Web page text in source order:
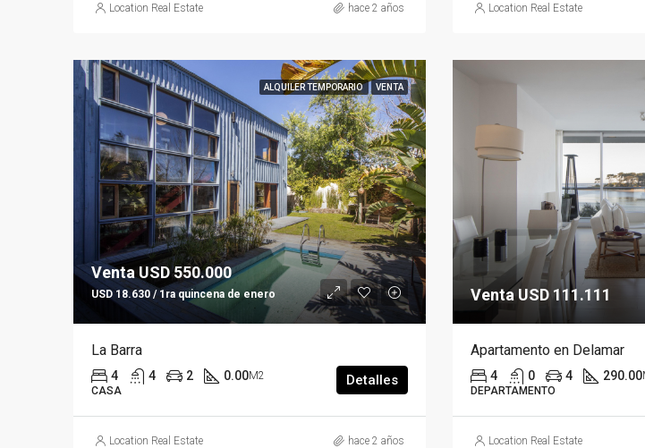
Location Real Estate hace 2 años Location Real Estate
ALQUILER TEMPORARIO VENTA
Venta USD 550.000
USD 18.630 / 1ra quincena de enero
La Barra
4 4 2 0.00M2
CASA
Detalles
Location Real Estate hace 2 años
Venta USD 111.111
Apartamento en Delamar
4 0 4 290.00
DEPARTAMENTO
Location Real Estate